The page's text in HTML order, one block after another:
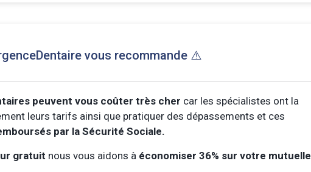
vous recommande ⚠️
peuvent vous coûter très cher car les spécialistes ont la
leurs tarifs ainsi que pratiquer des dépassements et ces
par la Sécurité Sociale.
gratuit nous vous aidons à économiser 36% sur votre mutuelle